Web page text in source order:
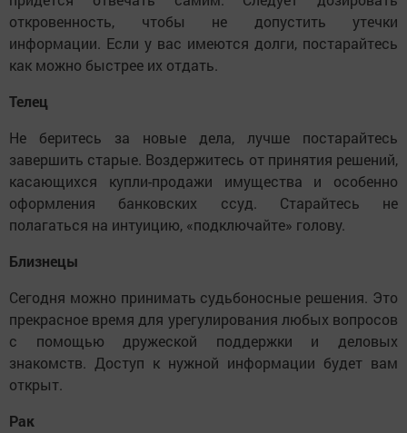
откровенность, чтобы не допустить утечки
информации. Если у вас имеются долги, постарайтесь
как можно быстрее их отдать.
Телец
Не беритесь за новые дела, лучше постарайтесь
завершить старые. Воздержитесь от принятия решений,
касающихся купли-продажи имущества и особенно
оформления банковских ссуд. Старайтесь не
полагаться на интуицию, «подключайте» голову.
Близнецы
Сегодня можно принимать судьбоносные решения. Это
прекрасное время для урегулирования любых вопросов
с помощью дружеской поддержки и деловых
знакомств. Доступ к нужной информации будет вам
открыт.
Рак